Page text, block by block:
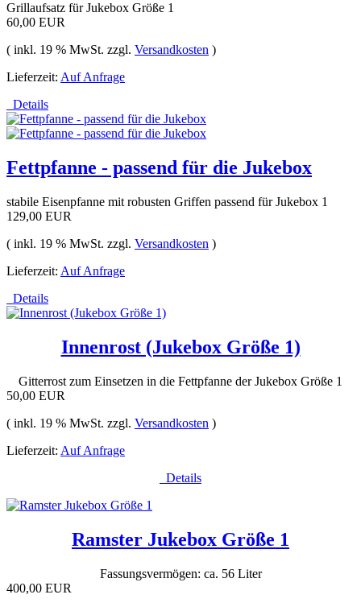
Grillaufsatz für Jukebox Größe 1
60,00 EUR
( inkl. 19 % MwSt. zzgl. Versandkosten )
Lieferzeit: Auf Anfrage
Details
Fettpfanne - passend für die Jukebox
stabile Eisenpfanne mit robusten Griffen passend für Jukebox 1
129,00 EUR
( inkl. 19 % MwSt. zzgl. Versandkosten )
Lieferzeit: Auf Anfrage
Details
Innenrost (Jukebox Größe 1)
Gitterrost zum Einsetzen in die Fettpfanne der Jukebox Größe 1
50,00 EUR
( inkl. 19 % MwSt. zzgl. Versandkosten )
Lieferzeit: Auf Anfrage
Details
Ramster Jukebox Größe 1
Fassungsvermögen: ca. 56 Liter
400,00 EUR